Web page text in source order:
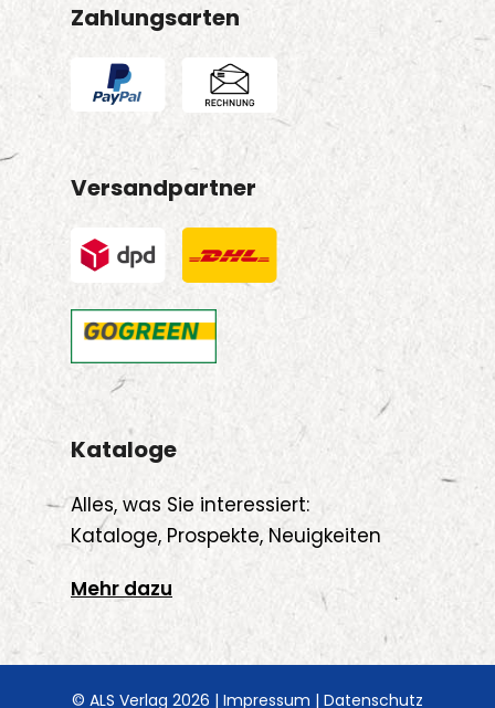
Zahlungsarten
Versandpartner
Kataloge
Alles, was Sie interessiert:
Kataloge, Prospekte, Neuigkeiten
Mehr dazu
© ALS Verlag 2026 | Impressum | Datenschutz